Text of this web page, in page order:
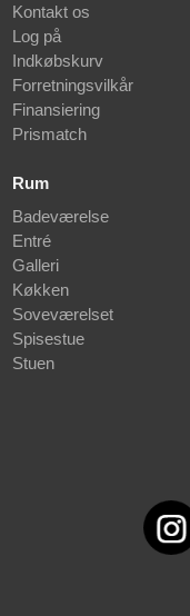
Kontakt os
Log på
Indkøbskurv
Forretningsvilkår
Finansiering
Prismatch
Rum
Badeværelse
Entré
Galleri
Køkken
Soveværelset
Spisestue
Stuen